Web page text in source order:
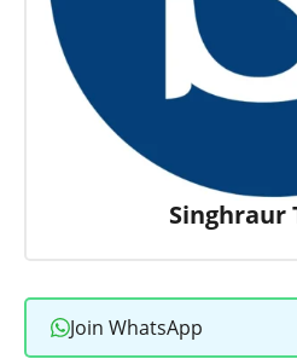
Singhraur
Join WhatsApp